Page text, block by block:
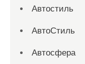
Автостиль
АвтоСтиль
Автосфера